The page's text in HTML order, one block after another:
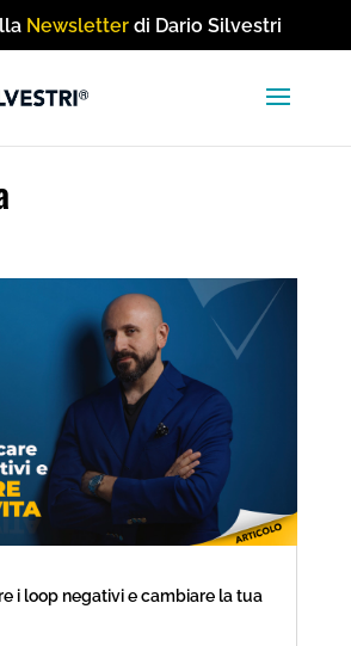
Newsletter di Dario Silvestri
i loop negativi e cambiare la tua